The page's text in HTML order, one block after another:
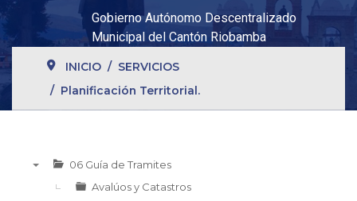
Gobierno Autónomo Descentralizado
Municipal del Cantón Riobamba
INICIO
SERVICIOS
Planificación Territorial.
06 Guía de Tramites
Avalúos y Catastros